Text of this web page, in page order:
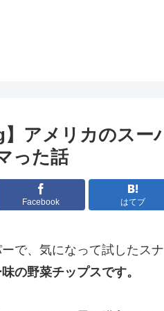
】アメリカのス
った話
Facebook はてブ
で、気になって試したスナ
の野菜チップスです。